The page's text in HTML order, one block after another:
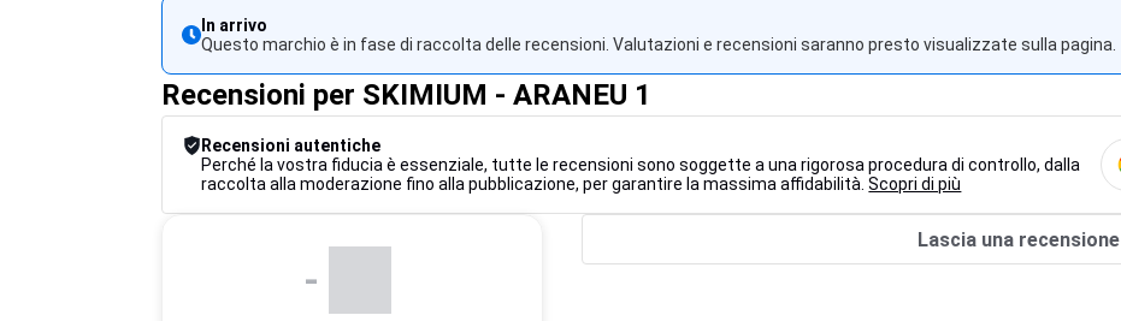
In arrivo
Questo marchio è in fase di raccolta delle recensioni. Valutazioni e recensioni saranno presto visualizzate sulla pagina.
Recensioni per SKIMIUM - ARANEU 1
Recensioni autentiche
Perché la vostra fiducia è essenziale, tutte le recensioni sono soggette a una rigorosa procedura di controllo, dalla
raccolta alla moderazione fino alla pubblicazione, per garantire la massima affidabilità.Scopri di più
-
Lascia una recensione